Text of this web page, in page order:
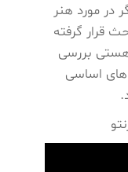
در مورد هنر
قرار گرفته
بررسی
های اساسی